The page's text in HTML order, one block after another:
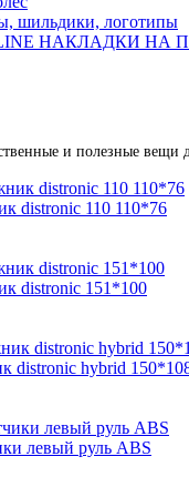
шильдики, логотипы
НАКЛАДКИ НА
и полезные
distronic 110 110*76
distronic 151*100
distronic hybrid
левый руль ABS